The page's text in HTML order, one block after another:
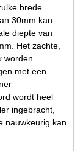
brede
30mm kan
diepte van
Het zachte,
worden
met een
wordt heel
ingebracht,
nauwkeurig kan